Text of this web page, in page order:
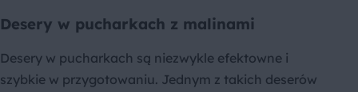
Desery w pucharkach z malinami
Desery w pucharkach są niezwykle efektowne i
szybkie w przygotowaniu. Jednym z takich deserów